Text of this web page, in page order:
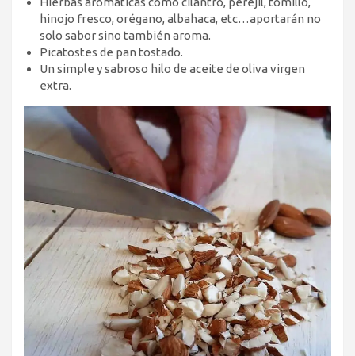
hinojo fresco, orégano, albahaca, etc…aportarán no
solo sabor sino también aroma.
Picatostes de pan tostado.
Un simple y sabroso hilo de aceite de oliva virgen
extra.